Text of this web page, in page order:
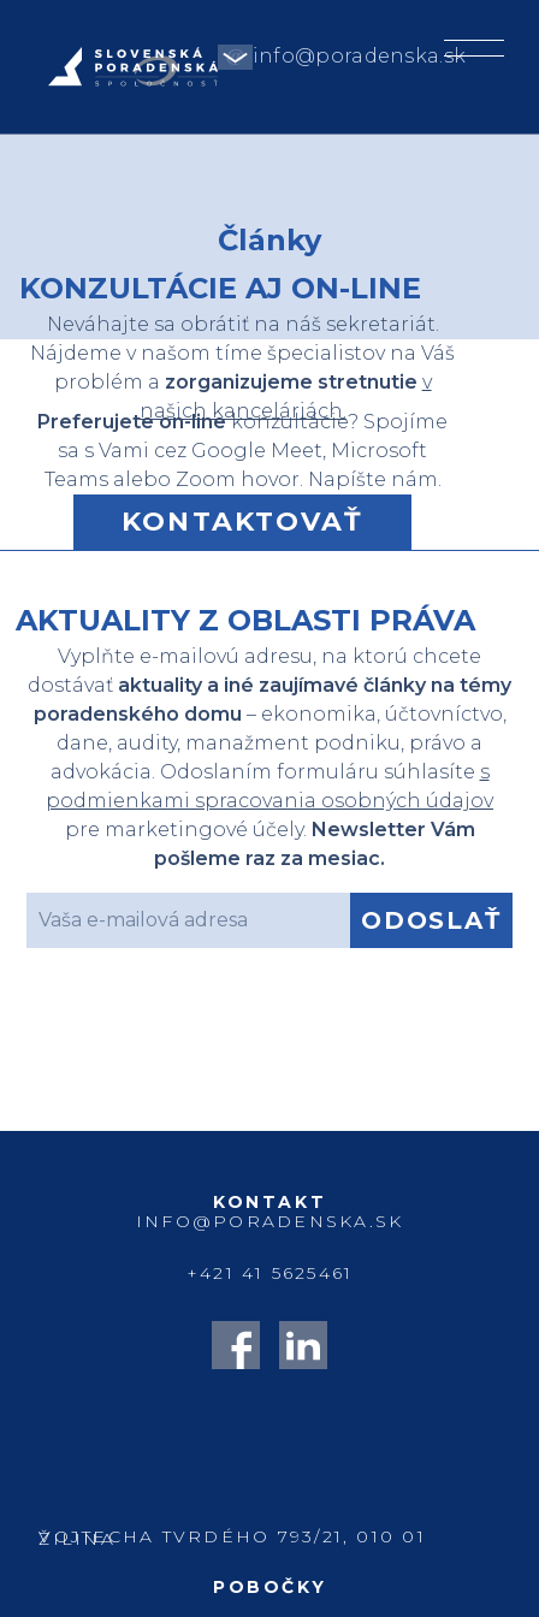
info@poradenska.sk
Články
KONZULTÁCIE AJ ON-LINE
Neváhajte sa obrátiť na náš sekretariát.
Nájdeme v našom tíme špecialistov na Váš
problém a zorganizujeme stretnutie v
našich kanceláriách.
Preferujete on-linekonzultácie? Spojíme
sa s Vami cez Google Meet, Microsoft
Teams alebo Zoom hovor. Napíšte nám.
KONTAKTOVAŤ
AKTUALITY Z OBLASTI PRÁVA
Vyplňte e-mailovú adresu, na ktorú chcete
dostávať aktuality a iné zaujímavé články na témy
poradenského domu – ekonomika, účtovníctvo,
dane, audity, manažment podniku, právo a
advokácia. Odoslaním formuláru súhlasíte s
podmienkami spracovania osobných údajov
pre marketingové účely. Newsletter Vám
pošleme raz za mesiac.
ODOSLAŤ
KONTAKT
INFO@PORADENSKA.SK
+421 41 5625461
POBOČKY
VOJTECHA TVRDÉHO 793/21, 010 01 ŽILINA